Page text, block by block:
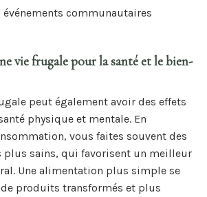
événements communautaires
vie frugale pour la santé et le bien-
peut également avoir des effets
physique et mentale. En
vous faites souvent des
plus sains, qui favorisent un meilleur
Une alimentation plus simple se
produits transformés et plus